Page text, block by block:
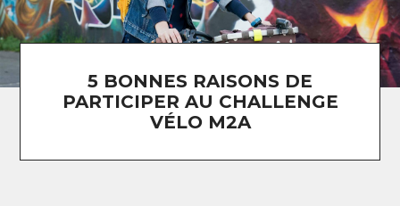
5 BONNES RAISONS DE
PARTICIPER AU CHALLENGE
VÉLO M2A